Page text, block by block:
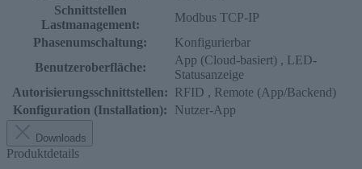
Schnittstellen
Lastmanagement:
Modbus TCP-IP
Phasenumschaltung:
Konfigurierbar
Benutzeroberfläche:
App (Cloud-basiert) , LED-
Statusanzeige
Autorisierungsschnittstellen: RFID , Remote (App/Backend)
Konfiguration (Installation):
Nutzer-App
Downloads
Produktdetails